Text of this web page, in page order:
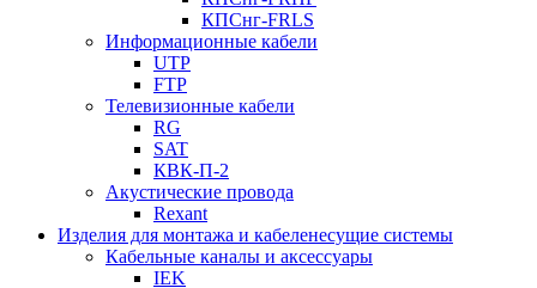
КПСнг-FRLS
Информационные кабели
UTP
FTP
Телевизионные кабели
RG
SAT
КВК-П-2
Акустические провода
Rexant
Изделия для монтажа и кабеленесущие системы
Кабельные каналы и аксессуары
IEK